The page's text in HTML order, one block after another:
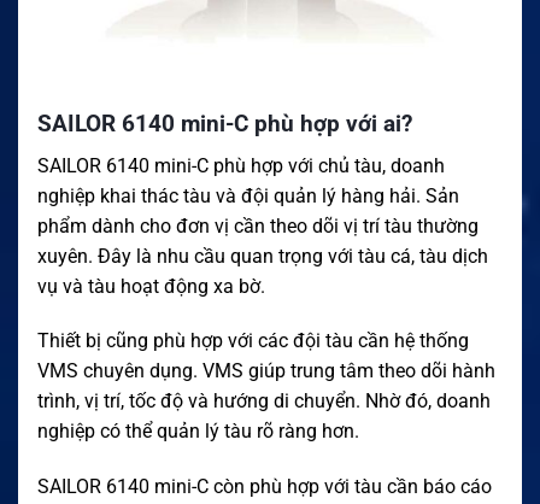
SAILOR 6140 mini-C phù hợp với ai?
SAILOR 6140 mini-C phù hợp với chủ tàu, doanh
nghiệp khai thác tàu và đội quản lý hàng hải. Sản
phẩm dành cho đơn vị cần theo dõi vị trí tàu thường
xuyên. Đây là nhu cầu quan trọng với tàu cá, tàu dịch
vụ và tàu hoạt động xa bờ.
Thiết bị cũng phù hợp với các đội tàu cần hệ thống
VMS chuyên dụng. VMS giúp trung tâm theo dõi hành
trình, vị trí, tốc độ và hướng di chuyển. Nhờ đó, doanh
nghiệp có thể quản lý tàu rõ ràng hơn.
SAILOR 6140 mini-C còn phù hợp với tàu cần báo cáo